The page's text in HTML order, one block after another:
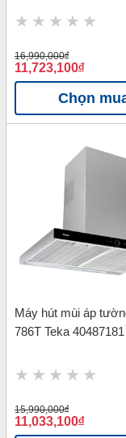
16,990,000đ
11,723,100đ
Chọn
Máy hút mùi áp
786T Teka 40487181
15,990,000đ
11,033,100đ